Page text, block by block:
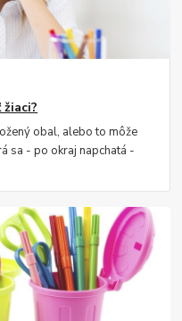
obal, alebo to môže
sa - po okraj napchatá -